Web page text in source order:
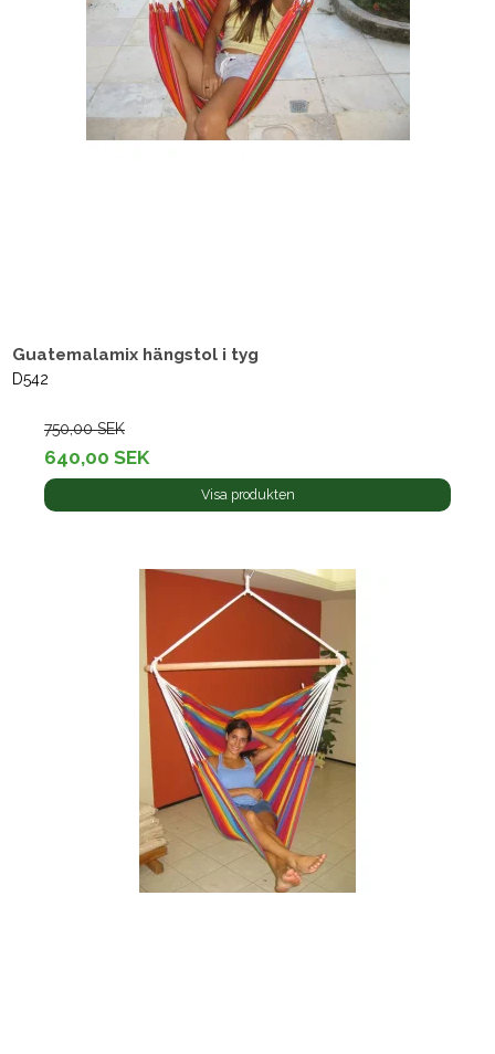
Guatemalamix hängstol i tyg
D542
750,00 SEK
640,00 SEK
Visa produkten